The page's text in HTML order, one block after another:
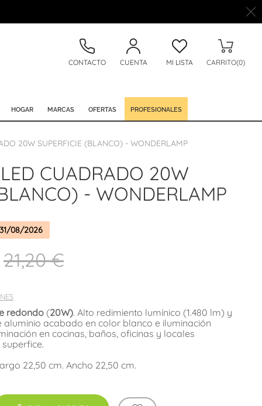
CONTACTO CUENTA MI LISTA CARRITO(0)
HOGAR MARCAS OFERTAS PROFESIONALES
20W SUPERFICIE (BLANCO) - WONDERLAMP
CUADRADO 20W
- WONDERLAMP
31/08/2026
21,20 €
redondo (20W). Alto redimiento lumínico (1.480 lm) y
aluminio acabado en color blanco e iluminación
en cocinas, baños, oficinas y locales
22,50 cm. Ancho 22,50 cm.